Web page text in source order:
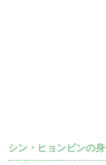
シン・ヒョンビンの